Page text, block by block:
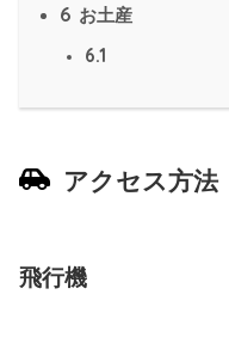
6 お土産
6.1
アクセス方法
飛行機